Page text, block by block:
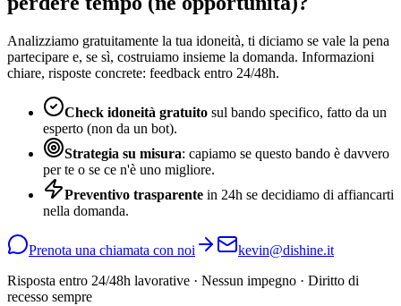
Analizziamo gratuitamente la tua idoneità, ti diciamo se vale la pena
partecipare e, se sì, costruiamo insieme la domanda. Informazioni
chiare, risposte concrete: feedback entro 24/48h.
Check idoneità gratuito sul bando specifico, fatto da un
esperto (non da un bot).
Strategia su misura: capiamo se questo bando è davvero
per te o se ce n'è uno migliore.
Preventivo trasparente in 24h se decidiamo di affiancarti
nella domanda.
Prenota una chiamata con noi
kevin@dishine.it
Risposta entro 24/48h lavorative · Nessun impegno · Diritto di
recesso sempre